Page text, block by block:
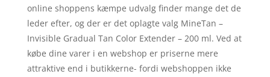
online shoppens kæmpe udvalg finder mange det de
leder efter, og der er det oplagte valg MineTan –
Invisible Gradual Tan Color Extender – 200 ml. Ved at
købe dine varer i en webshop er priserne mere
attraktive end i butikkerne- fordi webshoppen ikke